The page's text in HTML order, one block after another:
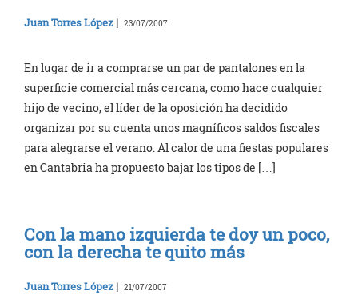
Juan Torres López | 23/07/2007
En lugar de ir a comprarse un par de pantalones en la
superficie comercial más cercana, como hace cualquier
hijo de vecino, el líder de la oposición ha decidido
organizar por su cuenta unos magníficos saldos fiscales
para alegrarse el verano. Al calor de una fiestas populares
en Cantabria ha propuesto bajar los tipos de […]
Con la mano izquierda te doy un poco,
con la derecha te quito más
Juan Torres López | 21/07/2007